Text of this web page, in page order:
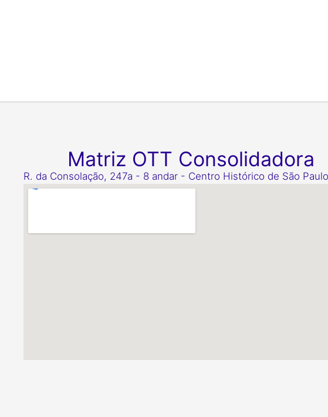
Matriz OTT Consolidadora
R. da Consolação, 247a - 8 andar - Centro Histórico de São Paulo